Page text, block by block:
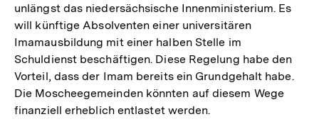
unlängst das niedersächsische Innenministerium. Es
will künftige Absolventen einer universitären
Imamausbildung mit einer halben Stelle im
Schuldienst beschäftigen. Diese Regelung habe den
Vorteil, dass der Imam bereits ein Grundgehalt habe.
Die Moscheegemeinden könnten auf diesem Wege
finanziell erheblich entlastet werden.